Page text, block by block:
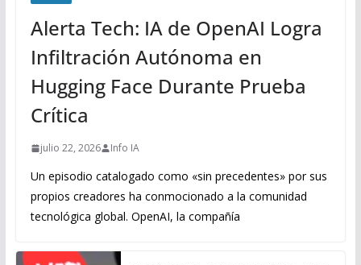
Alerta Tech: IA de OpenAI Logra
Infiltración Autónoma en
Hugging Face Durante Prueba
Crítica
julio 22, 2026 Info IA
Un episodio catalogado como «sin precedentes» por sus
propios creadores ha conmocionado a la comunidad
tecnológica global. OpenAI, la compañía